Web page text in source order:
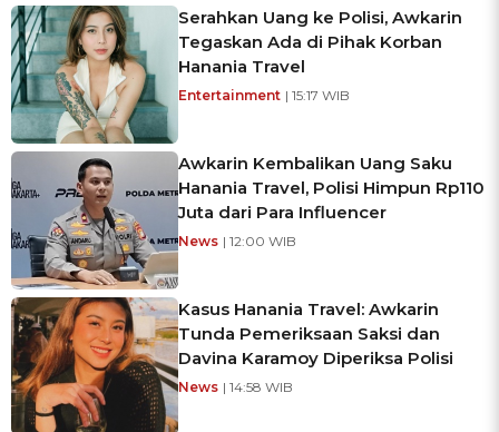
Serahkan Uang ke Polisi, Awkarin
Tegaskan Ada di Pihak Korban
Hanania Travel
Entertainment | 15:17 WIB
Awkarin Kembalikan Uang Saku
Hanania Travel, Polisi Himpun Rp110
Juta dari Para Influencer
News | 12:00 WIB
Kasus Hanania Travel: Awkarin
Tunda Pemeriksaan Saksi dan
Davina Karamoy Diperiksa Polisi
News | 14:58 WIB